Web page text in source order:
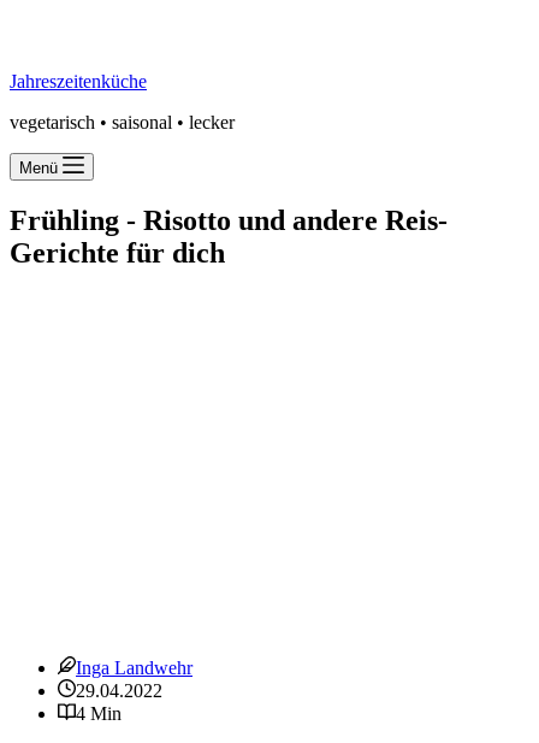
Jahreszeitenküche
vegetarisch • saisonal • lecker
Menü
Frühling - Risotto und andere Reis-
Gerichte für dich
Inga Landwehr
29.04.2022
4 Min